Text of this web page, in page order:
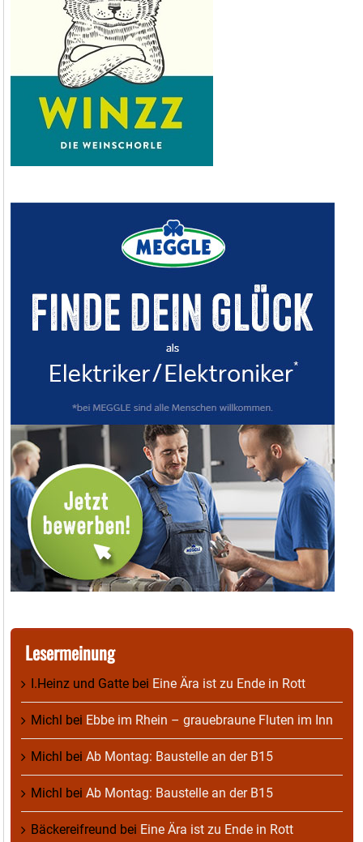
Lesermeinung
I.Heinz und Gatte bei Eine Ära ist zu Ende in Rott
Michl bei Ebbe im Rhein – grauebraune Fluten im Inn
Michl bei Ab Montag: Baustelle an der B15
Michl bei Ab Montag: Baustelle an der B15
Bäckereifreund bei Eine Ära ist zu Ende in Rott